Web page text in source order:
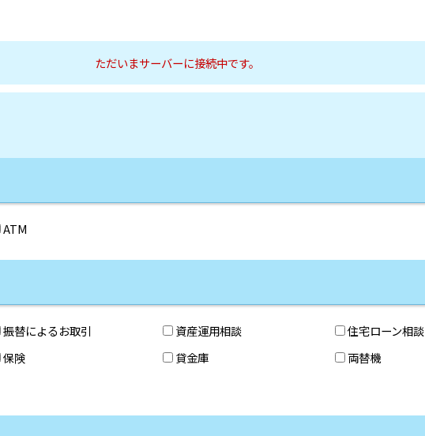
ただいまサーバーに接続中です。
ATM
振替によるお取引 資産運用相談
住宅ローン相談
保険 貸金庫
両替機